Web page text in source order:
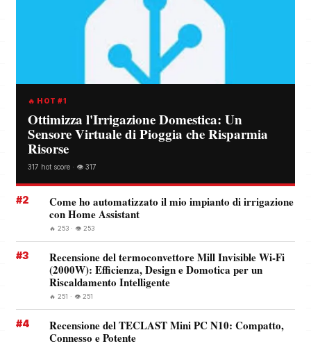
🔥 HOT #1
Ottimizza l'Irrigazione Domestica: Un
Sensore Virtuale di Pioggia che Risparmia
Risorse
317 hot score · 👁️ 317
#2
Come ho automatizzato il mio impianto di irrigazione
con Home Assistant
🔥 253 · 👁️ 253
#3
Recensione del termoconvettore Mill Invisible Wi-Fi
(2000W): Efficienza, Design e Domotica per un
Riscaldamento Intelligente
🔥 251 · 👁️ 251
#4
Recensione del TECLAST Mini PC N10: Compatto,
Connesso e Potente